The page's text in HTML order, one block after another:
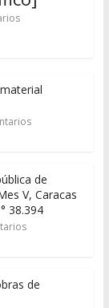
de
V, Caracas
38.394
de